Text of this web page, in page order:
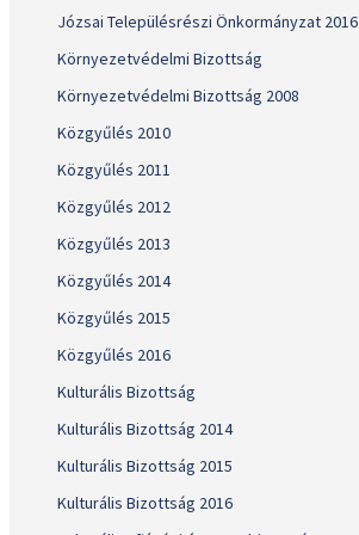
Józsai Településrészi Önkormányzat 2016
Környezetvédelmi Bizottság
Környezetvédelmi Bizottság 2008
Közgyűlés 2010
Közgyűlés 2011
Közgyűlés 2012
Közgyűlés 2013
Közgyűlés 2014
Közgyűlés 2015
Közgyűlés 2016
Kulturális Bizottság
Kulturális Bizottság 2014
Kulturális Bizottság 2015
Kulturális Bizottság 2016